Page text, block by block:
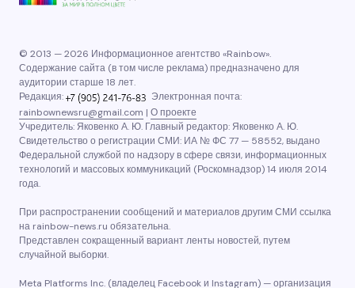
© 2013 — 2026 Информационное агентство «Rainbow».
Содержание сайта (в том числе реклама) предназначено для
аудитории старше 18 лет.
Редакция:
Электронная почта:
rainbownewsru@gmail.com | О проекте
Учредитель: Яковенко А. Ю. Главный редактор: Яковенко А. Ю.
Свидетельство о регистрации СМИ: ИА № ФС 77 — 58552, выдано
Федеральной службой по надзору в сфере связи, информационных
технологий и массовых коммуникаций (Роскомнадзор) 14 июля 2014
года.
При распространении сообщений и материалов другим СМИ ссылка
на rainbow-news.ru обязательна.
Представлен сокращенный вариант ленты новостей, путем
случайной выборки.
Meta Platforms Inc. (владелец Facebook и Instagram) — организация